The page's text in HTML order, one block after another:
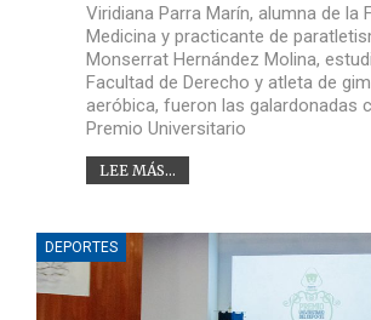
Viridiana Parra Marín, alumna de la
Medicina y practicante de
Monserrat Hernández Molina,
Facultad de Derecho y atleta de
aeróbica, fueron las galardonadas
Premio Universitario
LEE MÁS...
DEPORTES